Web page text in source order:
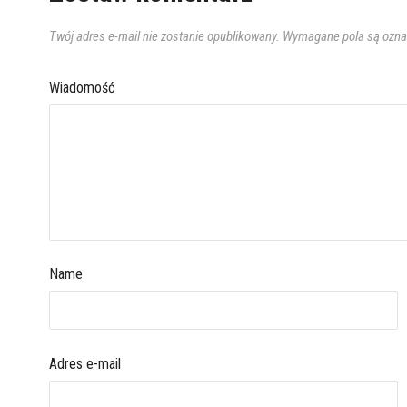
Twój adres e-mail nie zostanie opublikowany. Wymagane pola są
Wiadomość
Name
Adres e-mail